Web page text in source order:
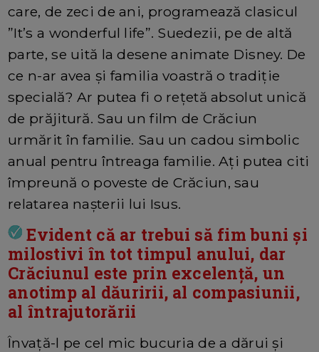
care, de zeci de ani, programează clasicul
”It’s a wonderful life”. Suedezii, pe de altă
parte, se uită la desene animate Disney. De
ce n-ar avea și familia voastră o tradiție
specială? Ar putea fi o rețetă absolut unică
de prăjitură. Sau un film de Crăciun
urmărit în familie. Sau un cadou simbolic
anual pentru întreaga familie. Ați putea citi
împreună o poveste de Crăciun, sau
relatarea nașterii lui Isus.
Evident că ar trebui să fim buni și
milostivi în tot timpul anului, dar
Crăciunul este prin excelență, un
anotimp al dăuririi, al compasiunii,
al întrajutorării
Învață-l pe cel mic bucuria de a dărui și